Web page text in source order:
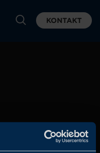
KONTAKT
av regeringen och